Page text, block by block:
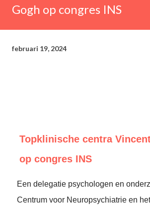
Gogh op congres INS
februari 19, 2024
Topklinische centra
op congres INS
Een delegatie psychologen en
Centrum voor Neuropsychiatrie en